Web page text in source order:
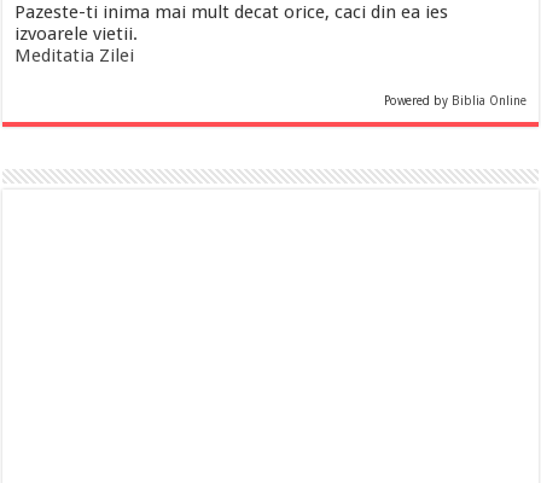
Pazeste-ti inima mai mult decat orice, caci din ea ies
izvoarele vietii.
Meditatia Zilei
Powered by Biblia Online